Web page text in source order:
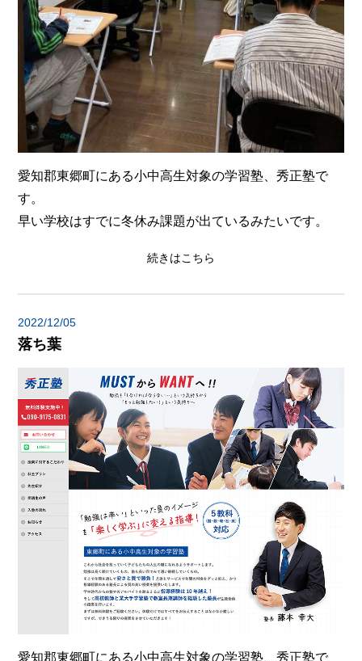
愛知郡東郷町にある小中高生対象の学習塾、秀正塾で
す。
早い学校はすでに冬休み課題が出ているみたいです。
続きはこちら
2022/12/05
落ち葉
愛知郡東郷町にある小中高生対象の学習塾、秀正塾で